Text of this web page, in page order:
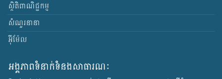
ស្ថិតិពាណិជ្ជកម្ម
សំណួរនានា
អ៊ីម៉ែល
អង្គភាពទំនាក់ទំនងសាធារណៈ